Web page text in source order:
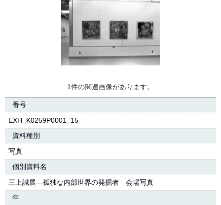
1件の関連画像があります。
番号
EXH_K0259P0001_15
資料種別
写真
個別資料名
三上誠展―孤独な内部世界の発掘者 会場写真
年